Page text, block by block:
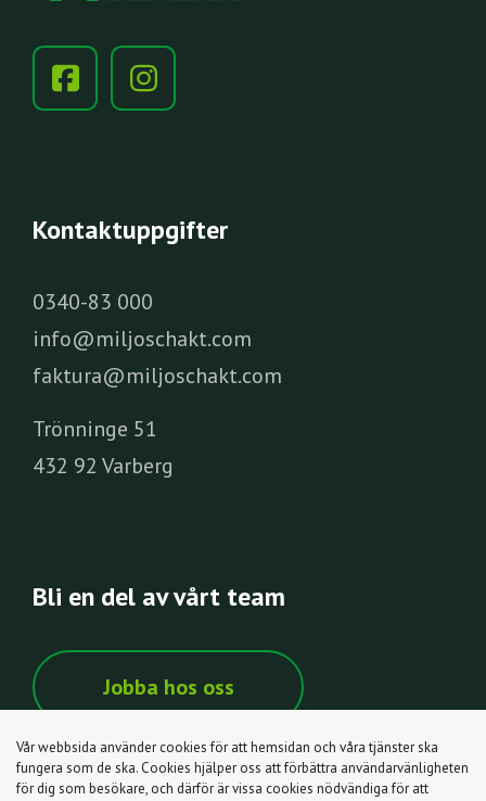
Kontaktuppgifter
0340-83 000
info@miljoschakt.com
faktura@miljoschakt.com
Trönninge 51
432 92 Varberg
Bli en del av vårt team
Jobba hos oss
Vår webbsida använder cookies för att hemsidan och våra tjänster ska
fungera som de ska. Cookies hjälper oss att förbättra användarvänligheten
för dig som besökare, och därför är vissa cookies nödvändiga för att